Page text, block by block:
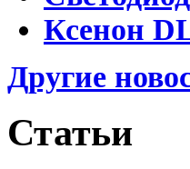
Ксенон
Другие
Статьи